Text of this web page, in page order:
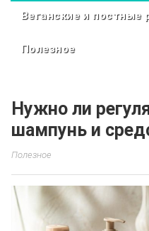
Веганские и постные
Полезное
Нужно ли
шампунь и
Полезное